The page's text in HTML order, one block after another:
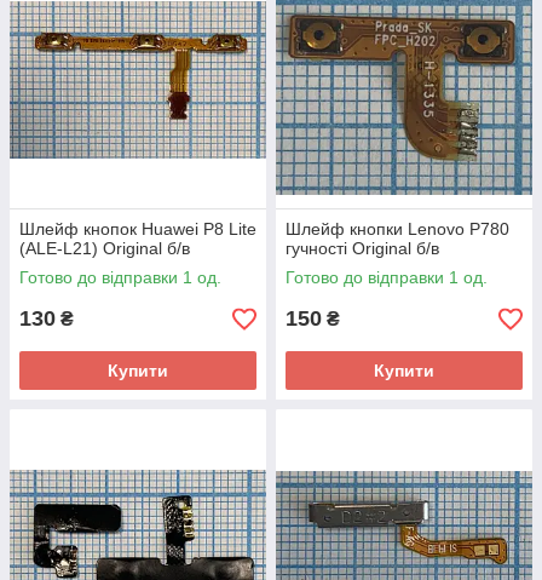
Шлейф кнопок Huawei P8 Lite
(ALE-L21) Original б/в
Готово до відправки 1 од.
130 ₴
Купити
Шлейф кнопки Lenovo P780
гучності Original б/в
Готово до відправки 1 од.
150 ₴
Купити